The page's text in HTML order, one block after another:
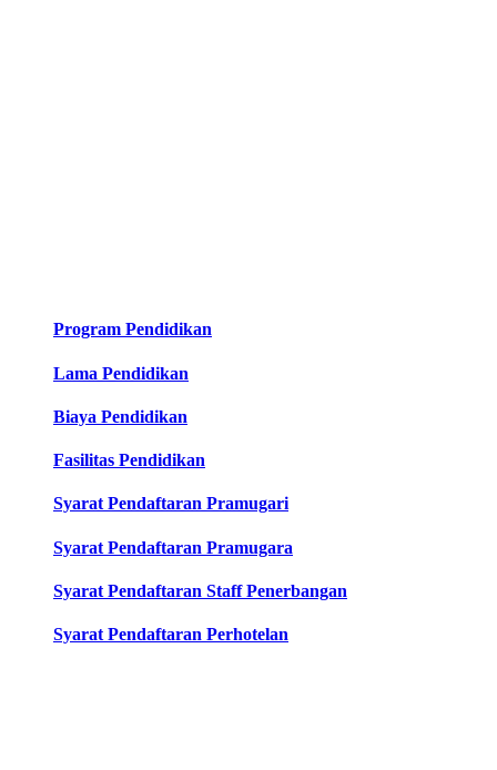
Program Pendidikan
Lama Pendidikan
Biaya Pendidikan
Fasilitas Pendidikan
Syarat Pendaftaran Pramugari
Syarat Pendaftaran Pramugara
Syarat Pendaftaran Staff Penerbangan
Syarat Pendaftaran Perhotelan